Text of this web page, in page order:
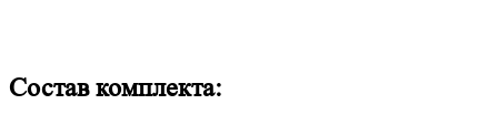
Состав комплекта: